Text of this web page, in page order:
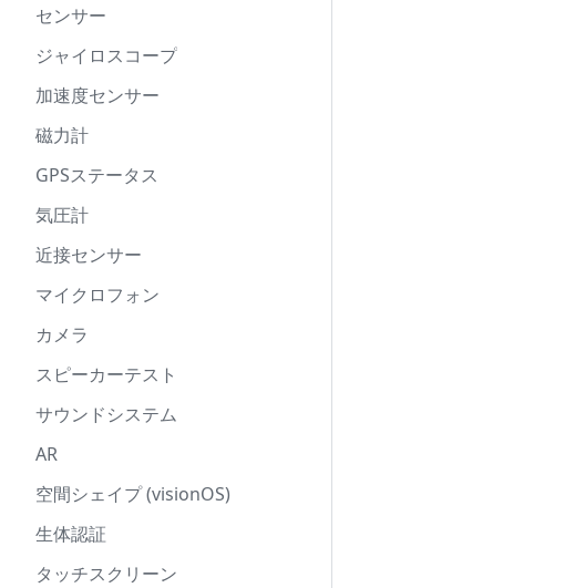
センサー
ジャイロスコープ
加速度センサー
磁力計
GPSステータス
気圧計
近接センサー
マイクロフォン
カメラ
スピーカーテスト
サウンドシステム
AR
空間シェイプ (visionOS)
生体認証
タッチスクリーン